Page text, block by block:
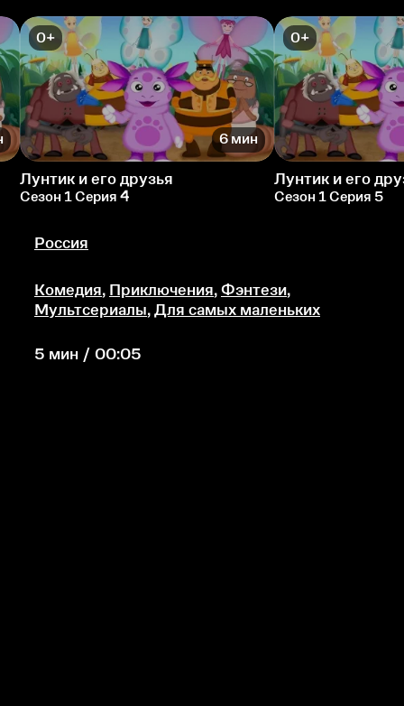
0+
6 мин
Лунтик и его друзья
Сезон 1 Серия 4
0+
Лунтик и его
Сезон 1 Серия 5
Россия
Комедия, Приключения, Фэнтези,
Мультсериалы, Для самых маленьких
5 мин / 00:05